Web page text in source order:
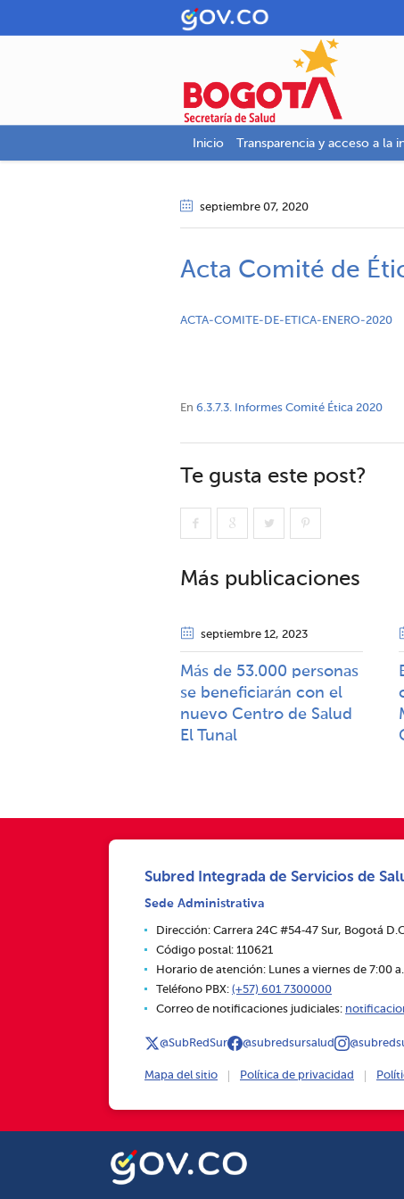
Inicio Transparencia y acceso a la
septiembre 07, 2020
Acta Comité de
ACTA-COMITE-DE-ETICA-ENERO-2020
En 6.3.7.3. Informes Comité Ética 2020
Te gusta este post?
Más publicaciones
septiembre 12, 2023
Más de 53.000 personas
se beneficiarán con el
nuevo Centro de Salud
El Tunal
Subred Integrada de Servicios de
Sede Administrativa
Dirección: Carrera 24C #54‑47 Sur, Bogotá
Código postal: 110621
Horario de atención: Lunes a viernes de 7:00
Teléfono PBX: (+57) 601 7300000
Correo de notificaciones judiciales:
@SubRedSur @subredsursalud
Mapa del sitio Política de privacidad